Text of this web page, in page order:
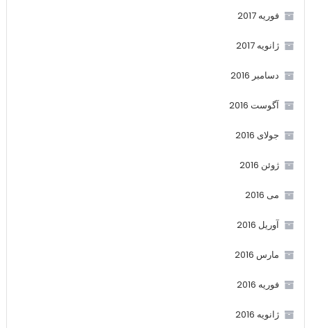
فوریه 2017
ژانویه 2017
دسامبر 2016
آگوست 2016
جولای 2016
ژوئن 2016
می 2016
آوریل 2016
مارس 2016
فوریه 2016
ژانویه 2016